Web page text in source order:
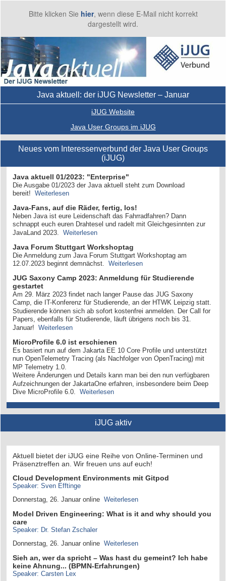
Bitte klicken Sie hier, wenn diese E-Mail nicht korrekt
dargestellt wird.
Java aktuell: der iJUG Newsletter – Januar
iJUG Website
Java User Groups im iJUG
Neues vom Interessenverbund der Java User Groups
(iJUG)
Java aktuell 01/2023: "Enterprise"
Die Ausgabe 01/2023 der Java aktuell steht zum Download
bereit! Weiterlesen
Java-Fans, auf die Räder, fertig, los!
Neben Java ist eure Leidenschaft das Fahrradfahren? Dann
schnappt euch euren Drahtesel und radelt mit Gleichgesinnten zur
JavaLand 2023.
Weiterlesen
Java Forum Stuttgart Workshoptag
Die Anmeldung zum Java Forum Stuttgart Workshoptag am
12.07.2023 beginnt demnächst.​​​​​​​ Weiterlesen
JUG Saxony Camp 2023: Anmeldung für Studierende
gestartet
Am 29. März 2023 findet nach langer Pause das JUG Saxony
Camp, die IT-Konferenz für Studierende, an der HTWK Leipzig statt.
Studierende können sich ab sofort kostenfrei anmelden. Der Call for
Papers, ebenfalls für Studierende, läuft übrigens noch bis 31.
Januar! Weiterlesen
MicroProfile 6.0 ist erschienen
Es basiert nun auf dem Jakarta EE 10 Core Profile und unterstützt
nun OpenTelemetry Tracing (als Nachfolger von OpenTracing) mit
MP Telemetry 1.0.
Weitere Änderungen und Details kann man bei den nun verfügbaren
Aufzeichnungen der JakartaOne erfahren, insbesondere beim Deep
Dive MicroProfile 6.0. Weiterlesen
iJUG aktiv
Aktuell bietet der iJUG eine Reihe von Online-Terminen und
Präsenztreffen an. Wir freuen uns auf euch!
Cloud Development Environments mit Gitpod
Speaker: Sven Efftinge
Donnerstag, 26. Januar online Weiterlesen
Model Driven Engineering: What is it and why should you
care
Speaker: Dr. Stefan Zschaler
Donnerstag, 26. Januar online Weiterlesen
Sieh an, wer da spricht – Was hast du gemeint? Ich habe
keine Ahnung... (BPMN-Erfahrungen)
Speaker: Carsten Lex